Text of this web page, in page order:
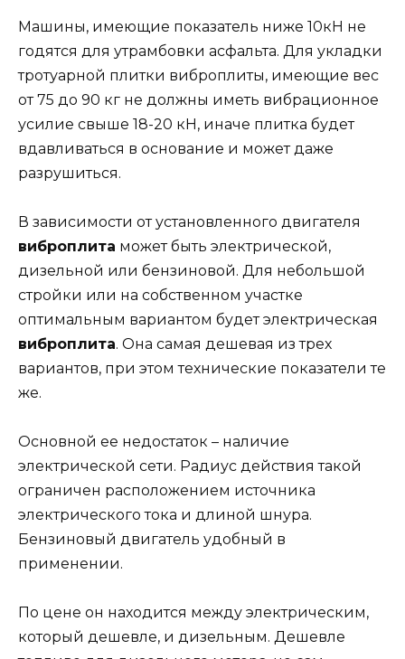
Машины, имеющие показатель ниже 10кН не
годятся для утрамбовки асфальта. Для укладки
тротуарной плитки виброплиты, имеющие вес
от 75 до 90 кг не должны иметь вибрационное
усилие свыше 18-20 кН, иначе плитка будет
вдавливаться в основание и может даже
разрушиться.
В зависимости от установленного двигателя
виброплита может быть электрической,
дизельной или бензиновой. Для небольшой
стройки или на собственном участке
оптимальным вариантом будет электрическая
виброплита. Она самая дешевая из трех
вариантов, при этом технические показатели те
же.
Основной ее недостаток – наличие
электрической сети. Радиус действия такой
ограничен расположением источника
электрического тока и длиной шнура.
Бензиновый двигатель удобный в
применении.
По цене он находится между электрическим,
который дешевле, и дизельным. Дешевле